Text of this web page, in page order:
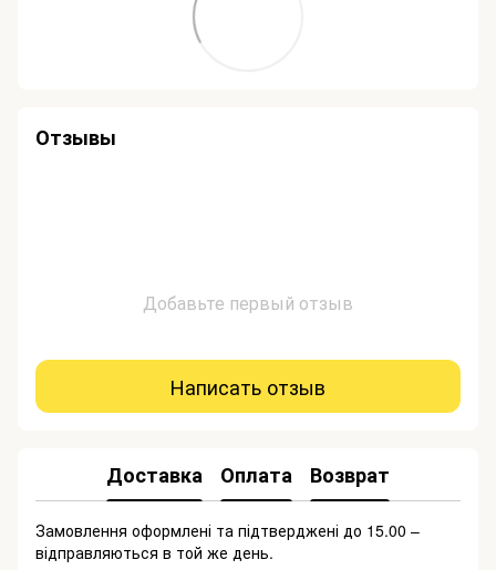
Отзывы
Добавьте первый отзыв
Написать отзыв
Доставка Оплата Возврат
Замовлення оформлені та підтверджені до 15.00 –
відправляються в той же день.